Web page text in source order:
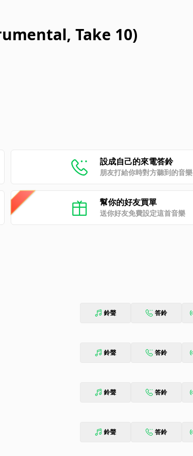
Take 10)
設成自己的來電答鈴
朋友打給你時對方聽到的音樂
幫你的好友買單
送你好友免費設定這首音樂
鈴聲 答鈴
鈴聲 答鈴
鈴聲 答鈴
鈴聲 答鈴